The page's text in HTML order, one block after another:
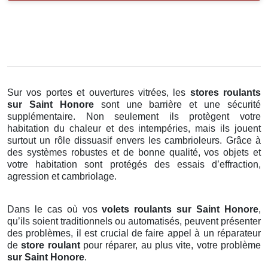
Sur vos portes et ouvertures vitrées, les stores roulants
sur Saint Honore sont une barrière et une sécurité
supplémentaire. Non seulement ils protègent votre
habitation du chaleur et des intempéries, mais ils jouent
surtout un rôle dissuasif envers les cambrioleurs. Grâce à
des systèmes robustes et de bonne qualité, vos objets et
votre habitation sont protégés des essais d’effraction,
agression et cambriolage.
Dans le cas où vosvolets roulants sur Saint Honore,
qu’ils soient traditionnels ou automatisés, peuvent présenter
des problèmes, il est crucial de faire appel à un réparateur
destore roulantpour réparer, au plus vite, votre problème
sur Saint Honore.